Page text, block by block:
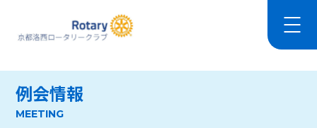
例会情報
MEETING